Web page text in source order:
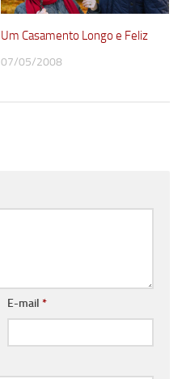
Um Casamento Longo e Feliz
07/05/2008
E-mail *